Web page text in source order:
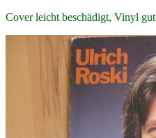
Cover leicht beschädigt, Vinyl gut